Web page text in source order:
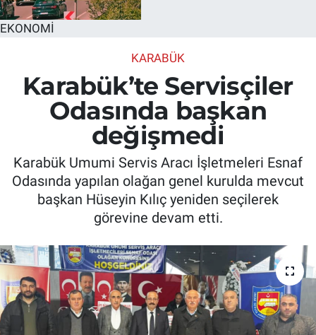
EKONOMİ
KARABÜK
Karabük’te Servisçiler
Odasında başkan
değişmedi
Karabük Umumi Servis Aracı İşletmeleri Esnaf
Odasında yapılan olağan genel kurulda mevcut
başkan Hüseyin Kılıç yeniden seçilerek
görevine devam etti.